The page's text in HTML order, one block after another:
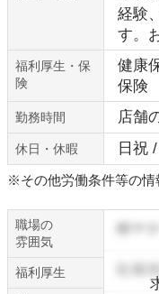
経験
す。
福利厚生・保
険
健康
保険
勤務時間 店舗
休日・休暇 日祝
※その他労働条件等の情
職場の
雰囲気
福利厚生